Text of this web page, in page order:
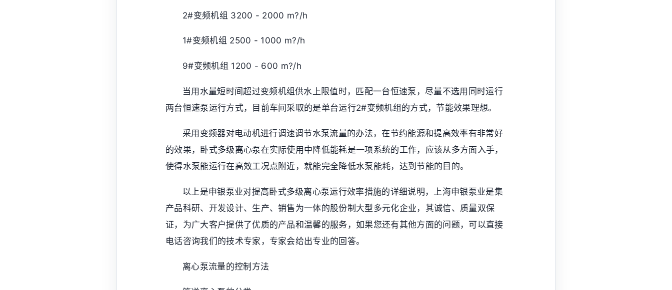
2#变频机组 3200 - 2000 m?/h
1#变频机组 2500 - 1000 m?/h
9#变频机组 1200 - 600 m?/h
当用水量短时间超过变频机组供水上限值时，匹配一台恒速泵，尽量不选用同时运行
两台恒速泵运行方式，目前车间采取的是单台运行2#变频机组的方式，节能效果理想。
采用变频器对电动机进行调速调节水泵流量的办法，在节约能源和提高效率有非常好
的效果，卧式多级离心泵在实际使用中降低能耗是一项系统的工作，应该从多方面入手，
使得水泵能运行在高效工况点附近，就能完全降低水泵能耗，达到节能的目的。
以上是申银泵业对提高卧式多级离心泵运行效率措施的详细说明，上海申银泵业是集
产品科研、开发设计、生产、销售为一体的股份制大型多元化企业，其诚信、质量双保
证，为广大客户提供了优质的产品和温馨的服务，如果您还有其他方面的问题，可以直接
电话咨询我们的技术专家，专家会给出专业的回答。
离心泵流量的控制方法